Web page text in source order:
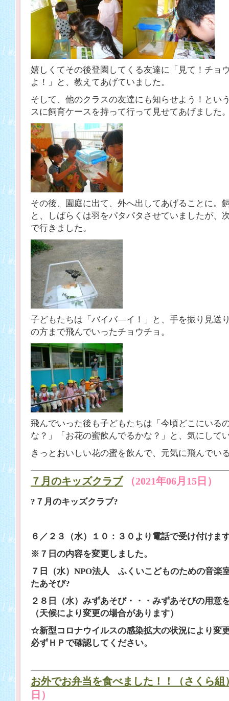
嬉しくてその後登園してくる友達に「見て！チョ
よ！」と、教えてあげていました。
そして、他のクラスの友達にも知らせよう！とい
スに飼育ケースを持って行って見せてあげました
その後、園庭に出て、外へ出してあげることに。
と、しばらくは羽をパタパタさせていましたが、
で行きました。
子どもたちは「バイバ―イ！」と、手を振り見送
の方まで飛んでいったチョウチョ。
飛んでいった後も子どもたちは「今頃どこにいる
な？」「お花の蜜飲んでるかな？」と、気にして
きっとおいしい花の蜜を飲んで、元気に飛んでい
７月のキッズクラブ （2021年06月15日）
?７月のキッズクラブ?
６／２３（水）１０：３０より電話で受け付けま
※７日の内容を変更しました。
７日（水）NPO法人 ふくいこどものための音楽
たあそび?
２８日（水）みずあそび・・・みずあそびの用意
（天候により変更の場合があります）
☆新型コロナウイルスの感染拡大の状況により変
必ずＨＰで確認してください。
お外でお弁当を食べました！！（さくら組
日）